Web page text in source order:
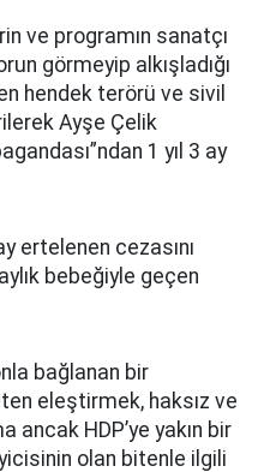
ve programın sanatçı
görmeyip alkışladığı
hendek terörü ve sivil
Ayşe Çelik
1 yıl 3 ay
ertelenen cezasını
bebeğiyle geçen
bağlanan bir
eleştirmek, haksız ve
ancak HDP’ye yakın bir
olan bitenle ilgili